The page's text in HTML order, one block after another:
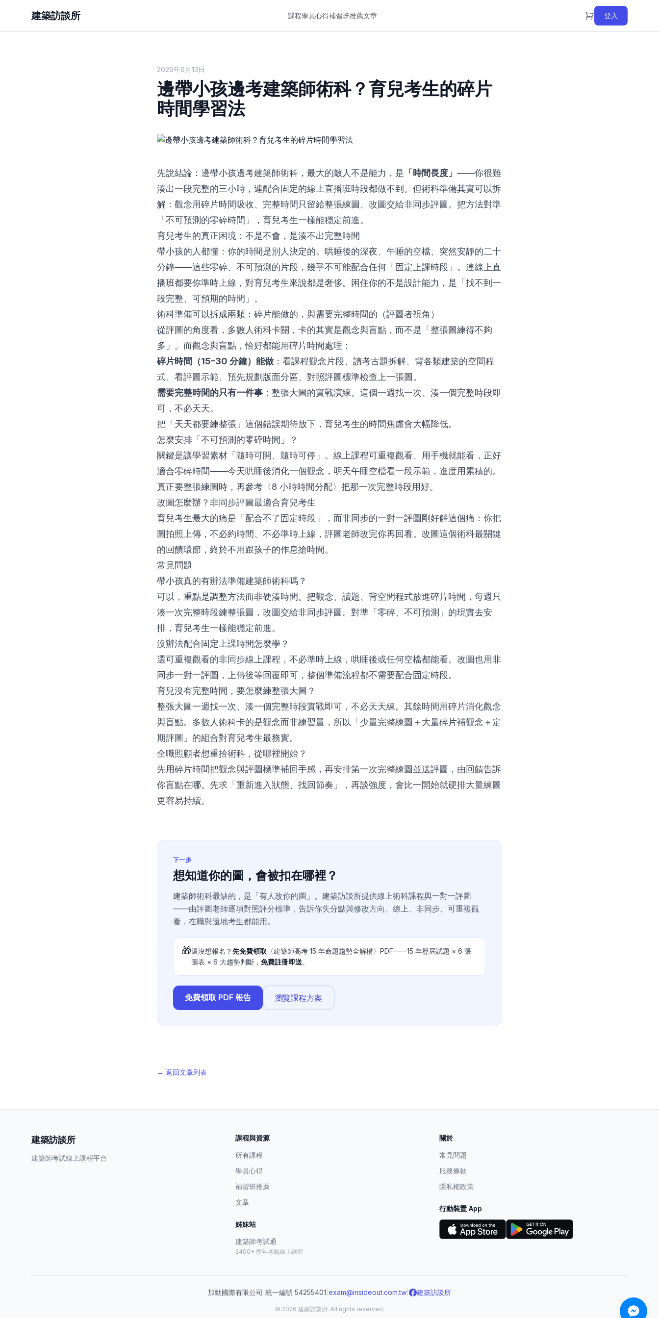
建築訪談所 課程學員心得補習班推薦文章 登入
2026年6月13日
邊帶小孩邊考建築師術科？育兒考生的碎片
時間學習法
先說結論：邊帶小孩邊考建築師術科，最大的敵人不是能力，是 「時間長度」 ——你很難
湊出一段完整的三小時，連配合固定的線上直播班時段都做不到。但術科準備其實可以拆
解：觀念用碎片時間吸收、完整時間只留給整張練圖、改圖交給非同步評圖。把方法對準
「不可預測的零碎時間」，育兒考生一樣能穩定前進。
育兒考生的真正困境：不是不會，是湊不出完整時間
帶小孩的人都懂：你的時間是別人決定的。哄睡後的深夜、午睡的空檔、突然安靜的二十
分鐘——這些零碎、不可預測的片段，幾乎不可能配合任何「固定上課時段」。連線上直
播班都要你準時上線，對育兒考生來說都是奢侈。困住你的不是設計能力，是「找不到一
段完整、可預期的時間」。
術科準備可以拆成兩類：碎片能做的，與需要完整時間的（評圖者視角）
從評圖的角度看，多數人術科卡關，卡的其實是觀念與盲點，而不是「整張圖練得不夠
多」。而觀念與盲點，恰好都能用碎片時間處理：
碎片時間（15–30 分鐘）能做 ：看課程觀念片段、讀考古題拆解、背各類建築的空間程
式、看評圖示範、預先規劃版面分區、對照評圖標準檢查上一張圖。
需要完整時間的只有一件事 ：整張大圖的實戰演練。這個一週找一次、湊一個完整時段即
可，不必天天。
把「天天都要練整張」這個錯誤期待放下，育兒考生的時間焦慮會大幅降低。
怎麼安排「不可預測的零碎時間」？
關鍵是讓學習素材「隨時可開、隨時可停」。 線上課程可重複觀看、用手機就能看 ，正好
適合零碎時間——今天哄睡後消化一個觀念，明天午睡空檔看一段示範，進度用累積的。
真正要整張練圖時，再參考〈8 小時時間分配〉把那一次完整時段用好。
改圖怎麼辦？非同步評圖最適合育兒考生
育兒考生最大的痛是「配合不了固定時段」，而非同步的一對一評圖剛好解這個痛：你把
圖拍照上傳，不必約時間、不必準時上線，評圖老師改完你再回看。改圖這個術科最關鍵
的回饋環節，終於不用跟孩子的作息搶時間。
常見問題
帶小孩真的有辦法準備建築師術科嗎？
可以，重點是調整方法而非硬湊時間。把觀念、讀題、背空間程式放進碎片時間，每週只
湊一次完整時段練整張圖，改圖交給非同步評圖。對準「零碎、不可預測」的現實去安
排，育兒考生一樣能穩定前進。
沒辦法配合固定上課時間怎麼學？
選可重複觀看的非同步線上課程，不必準時上線，哄睡後或任何空檔都能看。改圖也用非
同步一對一評圖，上傳後等回覆即可，整個準備流程都不需要配合固定時段。
育兒沒有完整時間，要怎麼練整張大圖？
整張大圖一週找一次、湊一個完整時段實戰即可，不必天天練。其餘時間用碎片消化觀念
與盲點。多數人術科卡的是觀念而非練習量，所以「少量完整練圖＋大量碎片補觀念＋定
期評圖」的組合對育兒考生最務實。
全職照顧者想重拾術科，從哪裡開始？
先用碎片時間把觀念與評圖標準補回手感，再安排第一次完整練圖並送評圖，由回饋告訴
你盲點在哪。先求「重新進入狀態、找回節奏」，再談強度，會比一開始就硬排大量練圖
更容易持續。
下一步
想知道你的圖，會被扣在哪裡？
建築師術科最缺的，是「有人改你的圖」。建築訪談所提供線上術科課程與一對一評圖
——由評圖老師逐項對照評分標準，告訴你失分點與修改方向。線上、非同步、可重複觀
看，在職與遠地考生都能用。
🎁還沒想報名？先免費領取 〈建築師高考 15 年命題趨勢全解構〉PDF——15 年歷屆試題 × 6 張
圖表 × 6 大趨勢判斷， 免費註冊即送。
免費領取 PDF 報告 瀏覽課程方案
← 返回文章列表
建築訪談所
建築師考試線上課程平台
課程與資源
所有課程
學員心得
補習班推薦
文章
姊妹站
建築師考試通
2400+ 歷年考題線上練習
關於
常見問題
服務條款
隱私權政策
行動裝置 App
加勁國際有限公司 統一編號 54255401 exam@insideout.com.tw 建築訪談所
© 2026 建築訪談所. All rights reserved.